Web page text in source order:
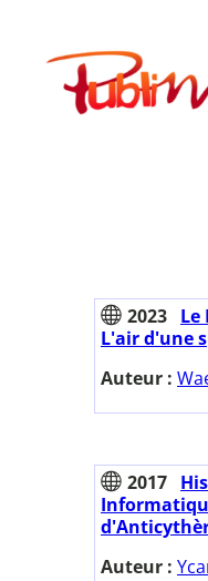
contenuPublimath
2023 Le
L'air d'une
Auteur :
2017
Auteur :